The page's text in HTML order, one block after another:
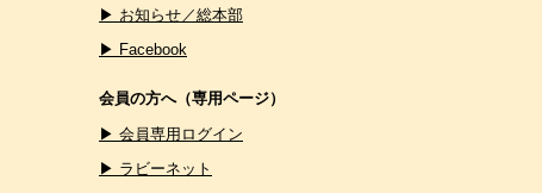
▶ お知らせ／総本部
▶ Facebook
会員の方へ（専用ページ）
▶ 会員専用ログイン
▶ ラビーネット